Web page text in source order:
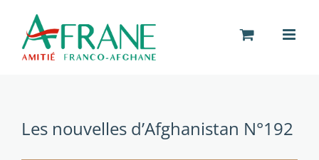
contenu
Les nouvelles d’Afghanistan N°192